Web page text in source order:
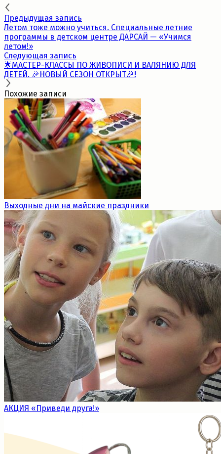
Предыдущая запись
Летом тоже можно учиться. Специальные летние
программы в детском центре ДАРСАЙ — «Учимся
летом!»
Следующая запись
🌟МАСТЕР-КЛАССЫ ПО ЖИВОПИСИ И ВАЛЯНИЮ ДЛЯ
ДЕТЕЙ. 🎉НОВЫЙ СЕЗОН ОТКРЫТ🎉!
Похожие записи
Выходные дни на майские праздники
АКЦИЯ «Приведи друга!»